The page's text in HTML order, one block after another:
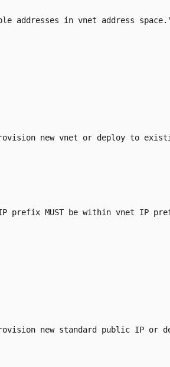
addresses in vnet address
new vnet or deploy to
prefix MUST be within vnet IP
new standard public IP or